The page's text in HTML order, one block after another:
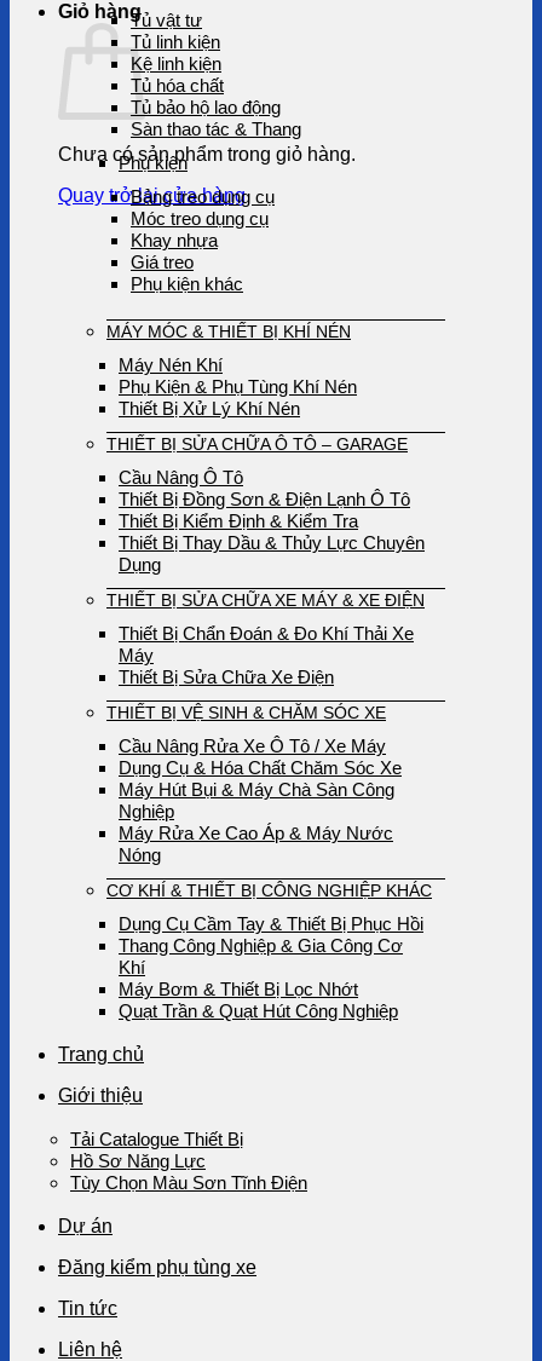
Giỏ hàng
Chưa có sản phẩm trong giỏ hàng.
Quay trở lại cửa hàng
Tủ vật tư
Tủ linh kiện
Kệ linh kiện
Tủ hóa chất
Tủ bảo hộ lao động
Sàn thao tác & Thang
Phụ kiện
Bảng treo dụng cụ
Móc treo dụng cụ
Khay nhựa
Giá treo
Phụ kiện khác
MÁY MÓC & THIẾT BỊ KHÍ NÉN
Máy Nén Khí
Phụ Kiện & Phụ Tùng Khí Nén
Thiết Bị Xử Lý Khí Nén
THIẾT BỊ SỬA CHỮA Ô TÔ – GARAGE
Cầu Nâng Ô Tô
Thiết Bị Đồng Sơn & Điện Lạnh Ô Tô
Thiết Bị Kiểm Định & Kiểm Tra
Thiết Bị Thay Dầu & Thủy Lực Chuyên
Dụng
THIẾT BỊ SỬA CHỮA XE MÁY & XE ĐIỆN
Thiết Bị Chẩn Đoán & Đo Khí Thải Xe
Máy
Thiết Bị Sửa Chữa Xe Điện
THIẾT BỊ VỆ SINH & CHĂM SÓC XE
Cầu Nâng Rửa Xe Ô Tô / Xe Máy
Dụng Cụ & Hóa Chất Chăm Sóc Xe
Máy Hút Bụi & Máy Chà Sàn Công
Nghiệp
Máy Rửa Xe Cao Áp & Máy Nước
Nóng
CƠ KHÍ & THIẾT BỊ CÔNG NGHIỆP KHÁC
Dụng Cụ Cầm Tay & Thiết Bị Phục Hồi
Thang Công Nghiệp & Gia Công Cơ
Khí
Máy Bơm & Thiết Bị Lọc Nhớt
Quạt Trần & Quạt Hút Công Nghiệp
Trang chủ
Giới thiệu
Tải Catalogue Thiết Bị
Hồ Sơ Năng Lực
Tùy Chọn Màu Sơn Tĩnh Điện
Dự án
Đăng kiểm phụ tùng xe
Tin tức
Liên hệ